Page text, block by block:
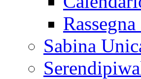
Sabina